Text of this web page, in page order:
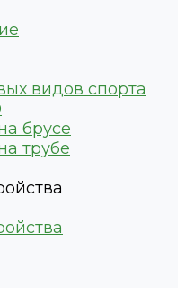
видов спорта
брусе
трубе